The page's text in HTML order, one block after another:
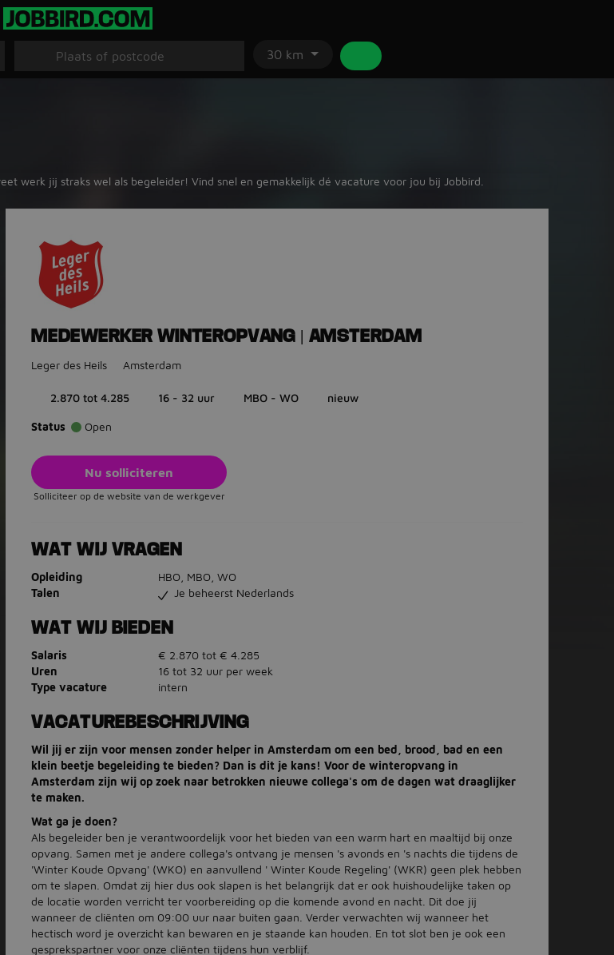
30 km
werk jij straks wel als begeleider! Vind snel en gemakkelijk dé vacature voor jou bij Jobbird.
MEDEWERKER WINTEROPVANG | AMSTERDAM
Leger des Heils Amsterdam
2.870 tot 4.285 16 - 32 uur MBO - WO nieuw
Status Open
Nu solliciteren
Solliciteer op de website van de werkgever
WAT WIJ VRAGEN
Opleiding
HBO, MBO, WO
Talen
Je beheerst Nederlands
WAT WIJ BIEDEN
Salaris
€ 2.870 tot € 4.285
Uren
16 tot 32 uur per week
Type vacature
intern
VACATUREBESCHRIJVING
Wil jij er zijn voor mensen zonder helper in Amsterdam om een bed, brood, bad en een
klein beetje begeleiding te bieden? Dan is dit je kans! Voor de winteropvang in
Amsterdam zijn wij op zoek naar betrokken nieuwe collega's om de dagen wat draaglijker
te maken.
Wat ga je doen?
Als begeleider ben je verantwoordelijk voor het bieden van een warm hart en maaltijd bij onze
opvang. Samen met je andere collega's ontvang je mensen 's avonds en 's nachts die tijdens de
'Winter Koude Opvang' (WKO) en aanvullend ' Winter Koude Regeling' (WKR) geen plek hebben
om te slapen. Omdat zij hier dus ook slapen is het belangrijk dat er ook huishoudelijke taken op
de locatie worden verricht ter voorbereiding op die komende avond en nacht. Dit doe jij
wanneer de cliënten om 09:00 uur naar buiten gaan. Verder verwachten wij wanneer het
hectisch word je overzicht kan bewaren en je staande kan houden. En tot slot ben je ook een
gesprekspartner voor onze cliënten tijdens hun verblijf.